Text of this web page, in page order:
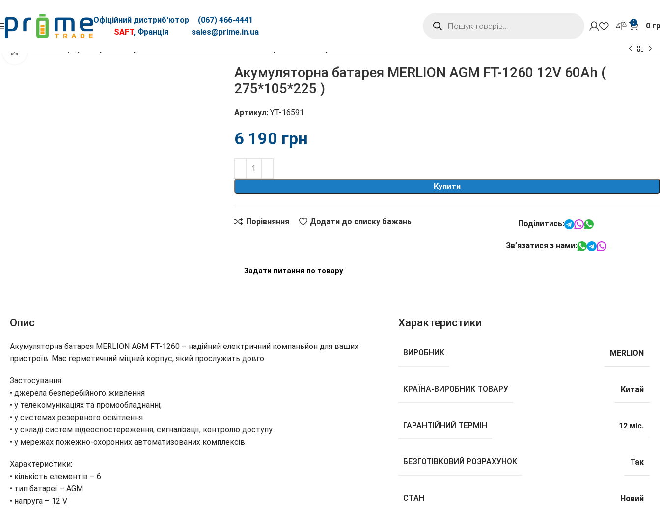
Офіційний дистриб'ютор
SAFT, Франція
(067) 466-4441
sales@prime.in.ua
0 0
Клацніть, щоб збільшити
Акумуляторна батарея MERLION AGM FT-1260 12V 60Ah (
275*105*225 )
Артикул:YT-16591
грн
Купити
Порівняння Додати до списку бажань Поділитись:
Зв’язатися з нами:
Задати питання по товару
Опис
Акумуляторна батарея MERLION AGM FT-1260 – надійний електричний компаньйон для ваших
пристроїв. Має герметичний міцний корпус, який прослужить довго.
Застосування:
• джерела безперебійного живлення
• у телекомунікаціях та промообладнанні;
• у системах резервного освітлення
• у складі систем відеоспостереження, сигналізації, контролю доступу
• у мережах пожежно-охоронних автоматизованих комплексів
Характеристики:
• кількість елементів – 6
• тип батареї – AGM
• напруга – 12 V
Характеристики
ВИРОБНИК MERLION
КРАЇНА-ВИРОБНИК ТОВАРУ Китай
ГАРАНТІЙНИЙ ТЕРМІН 12 міс.
БЕЗГОТІВКОВИЙ РОЗРАХУНОК Так
СТАН Новий